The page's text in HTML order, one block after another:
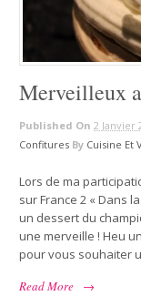
Merveilleux
Published On 2 Janvier
Confitures By Cuisine Et
Lors de ma
sur France 2 « Dans
un dessert du
une merveille ! Heu
pour vous souhaiter
Read More
→